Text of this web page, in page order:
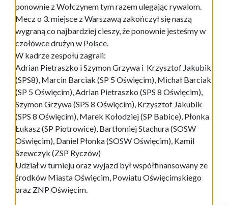
ponownie z Wołczynem tym razem ulegając rywalom.
Mecz o 3. miejsce z Warszawą zakończył się naszą
wygraną co najbardziej cieszy, że ponownie jesteśmy w
czołówce drużyn w Polsce.
W kadrze zespołu zagrali:
Adrian Pietraszko i Szymon Grzywa i Krzysztof Jakubik
(SPS8), Marcin Barciak (SP 5 Oświęcim), Michał Barciak
(SP 5 Oświęcim), Adrian Pietraszko (SPS 8 Oświęcim),
Szymon Grzywa (SPS 8 Oświęcim), Krzysztof Jakubik
(SPS 8 Oświęcim), Marek Kołodziej (SP Babice), Płonka
Łukasz (SP Piotrowice), Bartłomiej Stachura (SOSW
Oświęcim), Daniel Płonka (SOSW Oświęcim), Kamil
Szewczyk (ZSP Ryczów)
Udział w turnieju oraz wyjazd był współfinansowany ze
środków Miasta Oświęcim, Powiatu Oświęcimskiego
oraz ZNP Oświęcim.